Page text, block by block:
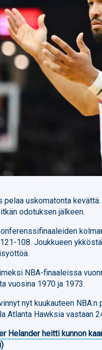
pelaa uskomatonta
odotuksen jälkeen.
108. Joukkueen
NBA-finaaleissa
vuosina 1970 ja 1973.
nyt kuukauteen
Atlanta Hawksia vastaan
Helander heitti kunnon